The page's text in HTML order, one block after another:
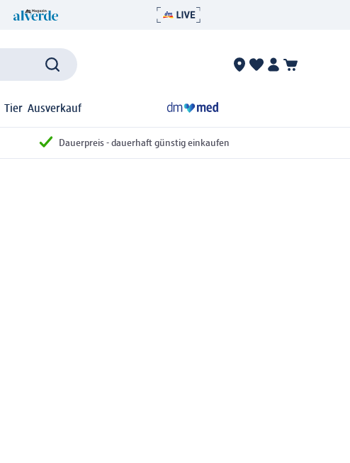
Tier Ausverkauf
Dauerpreis - dauerhaft günstig einkaufen